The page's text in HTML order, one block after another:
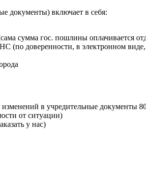
документы) включает в себя:
сумма гос. пошлины оплачивается
(по доверенности, в электронном
в учредительные документы
от ситуации)
у нас)